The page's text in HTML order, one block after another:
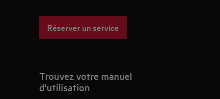
Réserver un service
Trouvez votre manuel
d'utilisation